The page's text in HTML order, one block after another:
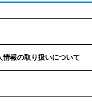
報の取り扱いについて